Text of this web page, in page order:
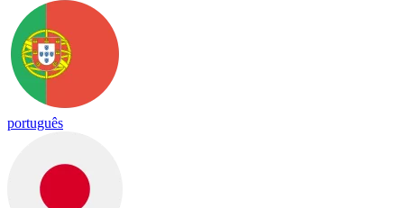
português